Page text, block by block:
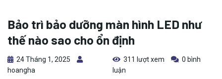
Bảo trì bảo dưỡng màn hình LED như
thế nào sao cho ổn định
24 Tháng 1, 2025
hoangha
311 lượt xem
0 bình
luận